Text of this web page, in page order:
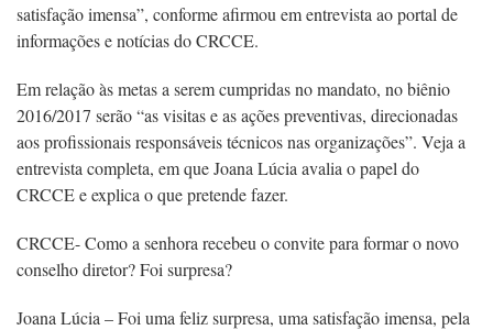
satisfação imensa”, conforme afirmou em entrevista ao portal de
informações e notícias do CRCCE.
Em relação às metas a serem cumpridas no mandato, no biênio
2016/2017 serão “as visitas e as ações preventivas, direcionadas
aos profissionais responsáveis técnicos nas organizações”. Veja a
entrevista completa, em que Joana Lúcia avalia o papel do
CRCCE e explica o que pretende fazer.
CRCCE- Como a senhora recebeu o convite para formar o novo
conselho diretor? Foi surpresa?
Joana Lúcia – Foi uma feliz surpresa, uma satisfação imensa, pela